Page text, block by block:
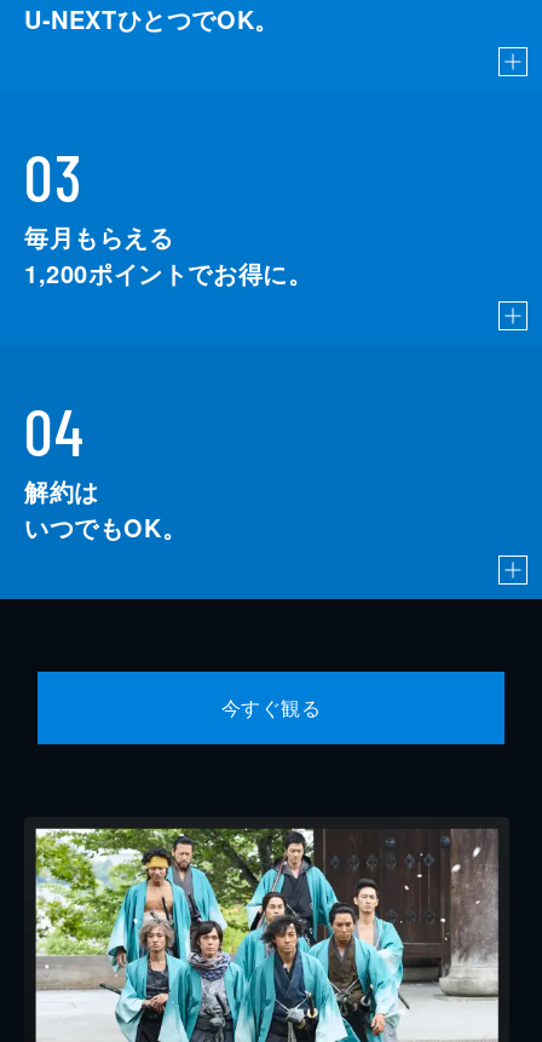
U-NEXTひとつでOK。
03
毎月もらえる
1,200ポイントでお得に。
04
解約は
いつでもOK。
今すぐ観る